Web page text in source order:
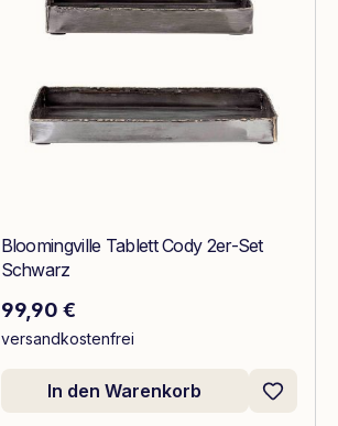
Bloomingville Tablett Cody 2er-Set
Schwarz
Regulärer Preis:
99,90 €
versandkostenfrei
In den Warenkorb